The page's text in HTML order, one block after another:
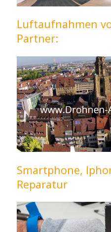
Luftaufnahmen
Partner:
Smartphone,
Reparatur